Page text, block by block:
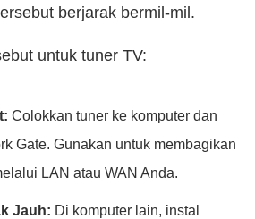
berjarak bermil-mil.
untuk tuner TV:
Colokkan tuner ke komputer dan
Gate. Gunakan untuk membagikan
LAN atau WAN Anda.
Jauh: Di komputer lain, instal